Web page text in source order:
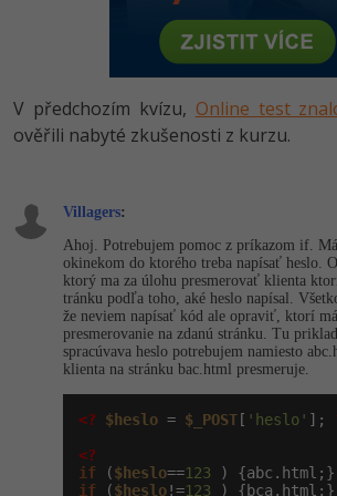
HTML5, CSS3, Bootstrap, SEO
Testování a verzování
React
Spring
ASP.NET MVC
JavaScript
Python
UML a návrhové vzory
MySQL/MariaDB
MS-SQL
SQLite
Vývojář mobilních aplikací
Specialista na AI a bigdata
C# Game developer
Tester
Systémový administrátor
Grafik / UX/UI návrhář
3D grafik
Projektový manažer
Databázový analytik
-80%
-80%
PHP -80%
Kotlin -80%
C -80%
Návrh SW -80%
V předchozím kvízu, Online test
ověřili nabyté zkušenosti z kurzu.
­Villagers:
Ahoj. Potrebujem pomoc z príkazom if.
okinekom do ktorého treba napísať heslo.
ktorý ma za úlohu presmerovať klienta
tránku podľa toho, aké heslo napísal.
že neviem napísať kód ale opraviť, ktorí
presmerovanie na zdanú stránku. Tu
spracúvava heslo potrebujem namiesto
klienta na stránku bac.html presmeruje.
<? $heslo = $_POST [ 'heslo' ];
<?
if ($heslo==123
if ($heslo!=123